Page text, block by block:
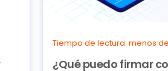
Tiempo de lectura: menos
¿Qué puedo firmar